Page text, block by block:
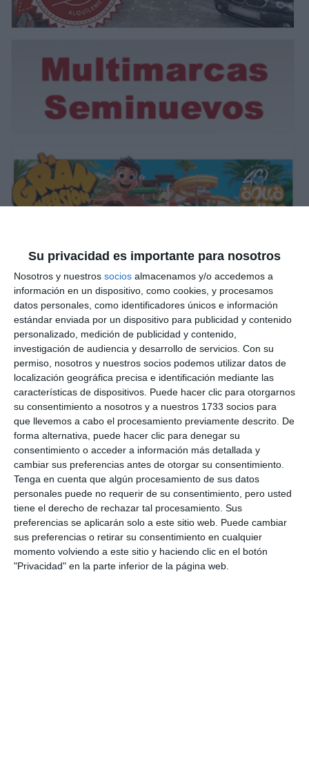
Su privacidad es importante para nosotros
Nosotros y nuestros socios almacenamos y/o accedemos a
información en un dispositivo, como cookies, y procesamos
datos personales, como identificadores únicos e información
estándar enviada por un dispositivo para publicidad y contenido
personalizado, medición de publicidad y contenido,
investigación de audiencia y desarrollo de servicios. Con su
permiso, nosotros y nuestros socios podemos utilizar datos de
localización geográfica precisa e identificación mediante las
características de dispositivos. Puede hacer clic para otorgarnos
su consentimiento a nosotros y a nuestros 1733 socios para
que llevemos a cabo el procesamiento previamente descrito. De
forma alternativa, puede hacer clic para denegar su
consentimiento o acceder a información más detallada y
cambiar sus preferencias antes de otorgar su consentimiento.
Tenga en cuenta que algún procesamiento de sus datos
personales puede no requerir de su consentimiento, pero usted
tiene el derecho de rechazar tal procesamiento. Sus
preferencias se aplicarán solo a este sitio web. Puede cambiar
sus preferencias o retirar su consentimiento en cualquier
momento volviendo a este sitio y haciendo clic en el botón
"Privacidad" en la parte inferior de la página web.